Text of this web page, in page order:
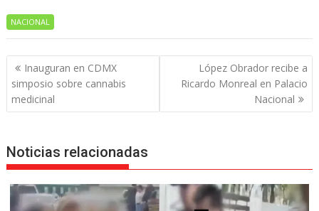
NACIONAL
Navegación
de
entradas
Inauguran en CDMX
simposio sobre cannabis
medicinal
López Obrador recibe a
Ricardo Monreal en Palacio
Nacional
Noticias relacionadas